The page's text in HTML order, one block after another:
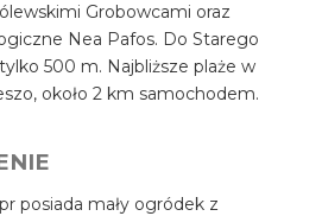
Grobowcami oraz
Nea Pafos. Do Starego
500 m. Najbliższe plaże w
około 2 km samochodem.
posiada mały ogródek z